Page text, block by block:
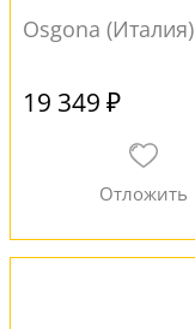
Osgona (Италия)
19 349 ₽